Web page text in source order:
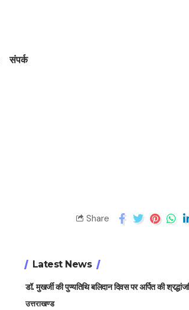
संपर्क
Share
Latest News
डॉ. मुखर्जी की पुण्यतिथि बलिदान दिवस पर अर्पित की
उत्तराखण्ड